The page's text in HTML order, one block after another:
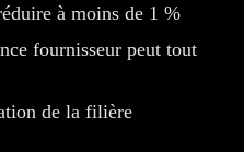
à moins de 1 %
fournisseur peut tout
de la filière